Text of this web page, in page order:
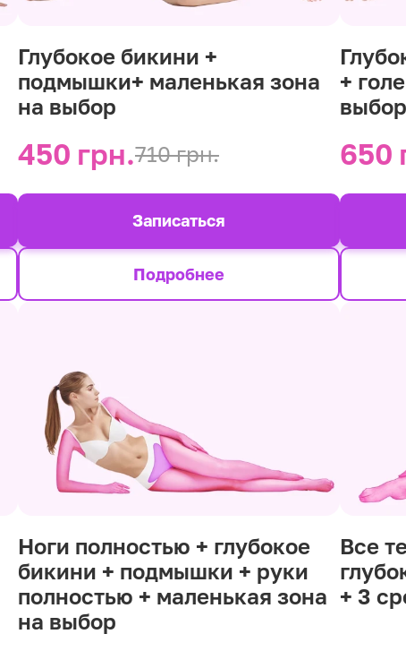
Глубокое бикини +
подмышки+ маленькая зона
на выбор
450 грн.710 грн.
Подробнее
Записаться
+
выбор
650
Ноги полностью + глубокое
бикини + подмышки + руки
полностью + маленькая зона
на выбор
Все
+ 3